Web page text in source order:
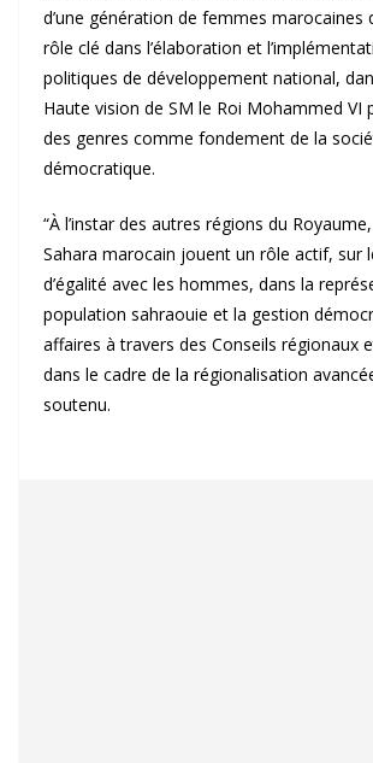
d’une génération de femmes marocaines
rôle clé dans l’élaboration et
politiques de développement national,
Haute vision de SM le Roi Mohammed VI
des genres comme fondement de la
démocratique.
“À l’instar des autres régions du
Sahara marocain jouent un rôle actif, sur
d’égalité avec les hommes, dans la
population sahraouie et la gestion
affaires à travers des Conseils régionaux
dans le cadre de la régionalisation
soutenu.